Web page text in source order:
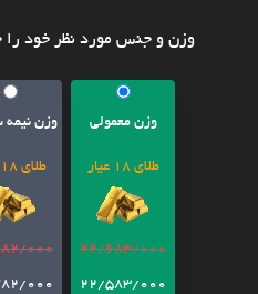
وزن و جنس مورد نظر خود
وزن معمولی
طلای 18 عیار
22/683/000
22/583/000
وزن نیمه
طلای 18 عیار
000
000